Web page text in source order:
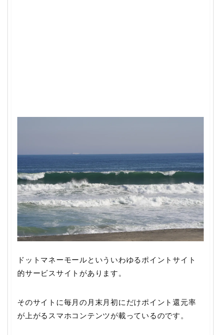
ドットマネーモールといういわゆるポイントサイト
的サービスサイトがあります。
そのサイトに毎月の月末月初にだけポイント還元率
が上がるスマホコンテンツが載っているのです。